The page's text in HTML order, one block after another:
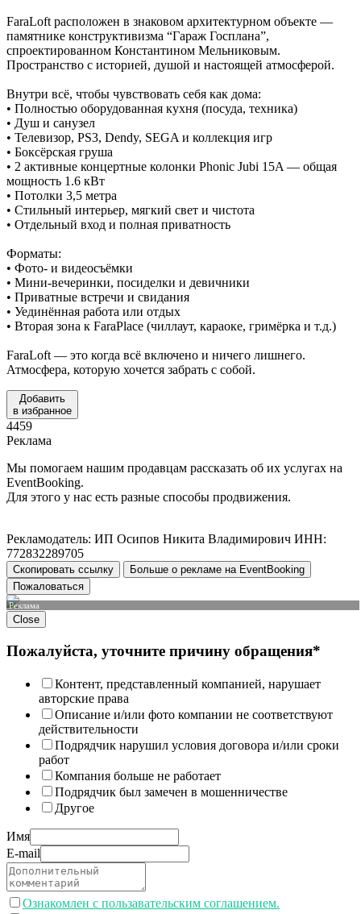
FaraLoft расположен в знаковом архитектурном объекте —
памятнике конструктивизма “Гараж Госплана”,
спроектированном Константином Мельниковым.
Пространство с историей, душой и настоящей атмосферой.
Внутри всё, чтобы чувствовать себя как дома:
• Полностью оборудованная кухня (посуда, техника)
• Душ и санузел
• Телевизор, PS3, Dendy, SEGA и коллекция игр
• Боксёрская груша
• 2 активные концертные колонки Phonic Jubi 15A — общая
мощность 1.6 кВт
• Потолки 3,5 метра
• Стильный интерьер, мягкий свет и чистота
• Отдельный вход и полная приватность
Форматы:
• Фото- и видеосъёмки
• Мини-вечеринки, посиделки и девичники
• Приватные встречи и свидания
• Уединённая работа или отдых
• Вторая зона к FaraPlace (чиллаут, караоке, гримёрка и т.д.)
FaraLoft — это когда всё включено и ничего лишнего.
Атмосфера, которую хочется забрать с собой.
Добавить
в избранное
4459
Реклама
Мы помогаем нашим продавцам рассказать об их услугах на
EventBooking.
Для этого у нас есть разные способы продвижения.
Рекламодатель: ИП Осипов Никита Владимирович ИНН:
772832289705
Скопировать ссылку
Больше о рекламе на EventBooking
Пожаловаться
Реклама
Close
Пожалуйста, уточните причину обращения*
Контент, представленный компанией, нарушает
авторские права
Описание и/или фото компании не соответствуют
действительности
Подрядчик нарушил условия договора и/или сроки
работ
Компания больше не работает
Подрядчик был замечен в мошенничестве
Другое
Имя
E-mail
Ознакомлен с пользавательским соглашением.